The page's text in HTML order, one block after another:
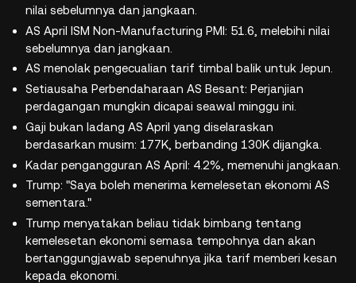
nilai sebelumnya dan jangkaan.
AS April ISM Non-Manufacturing PMI: 51.6, melebihi nilai
sebelumnya dan jangkaan.
AS menolak pengecualian tarif timbal balik untuk Jepun.
Setiausaha Perbendaharaan AS Besant: Perjanjian
perdagangan mungkin dicapai seawal minggu ini.
Gaji bukan ladang AS April yang diselaraskan
berdasarkan musim: 177K, berbanding 130K dijangka.
Kadar pengangguran AS April: 4.2%, memenuhi jangkaan.
Trump: "Saya boleh menerima kemelesetan ekonomi AS
sementara."
Trump menyatakan beliau tidak bimbang tentang
kemelesetan ekonomi semasa tempohnya dan akan
bertanggungjawab sepenuhnya jika tarif memberi kesan
kepada ekonomi.